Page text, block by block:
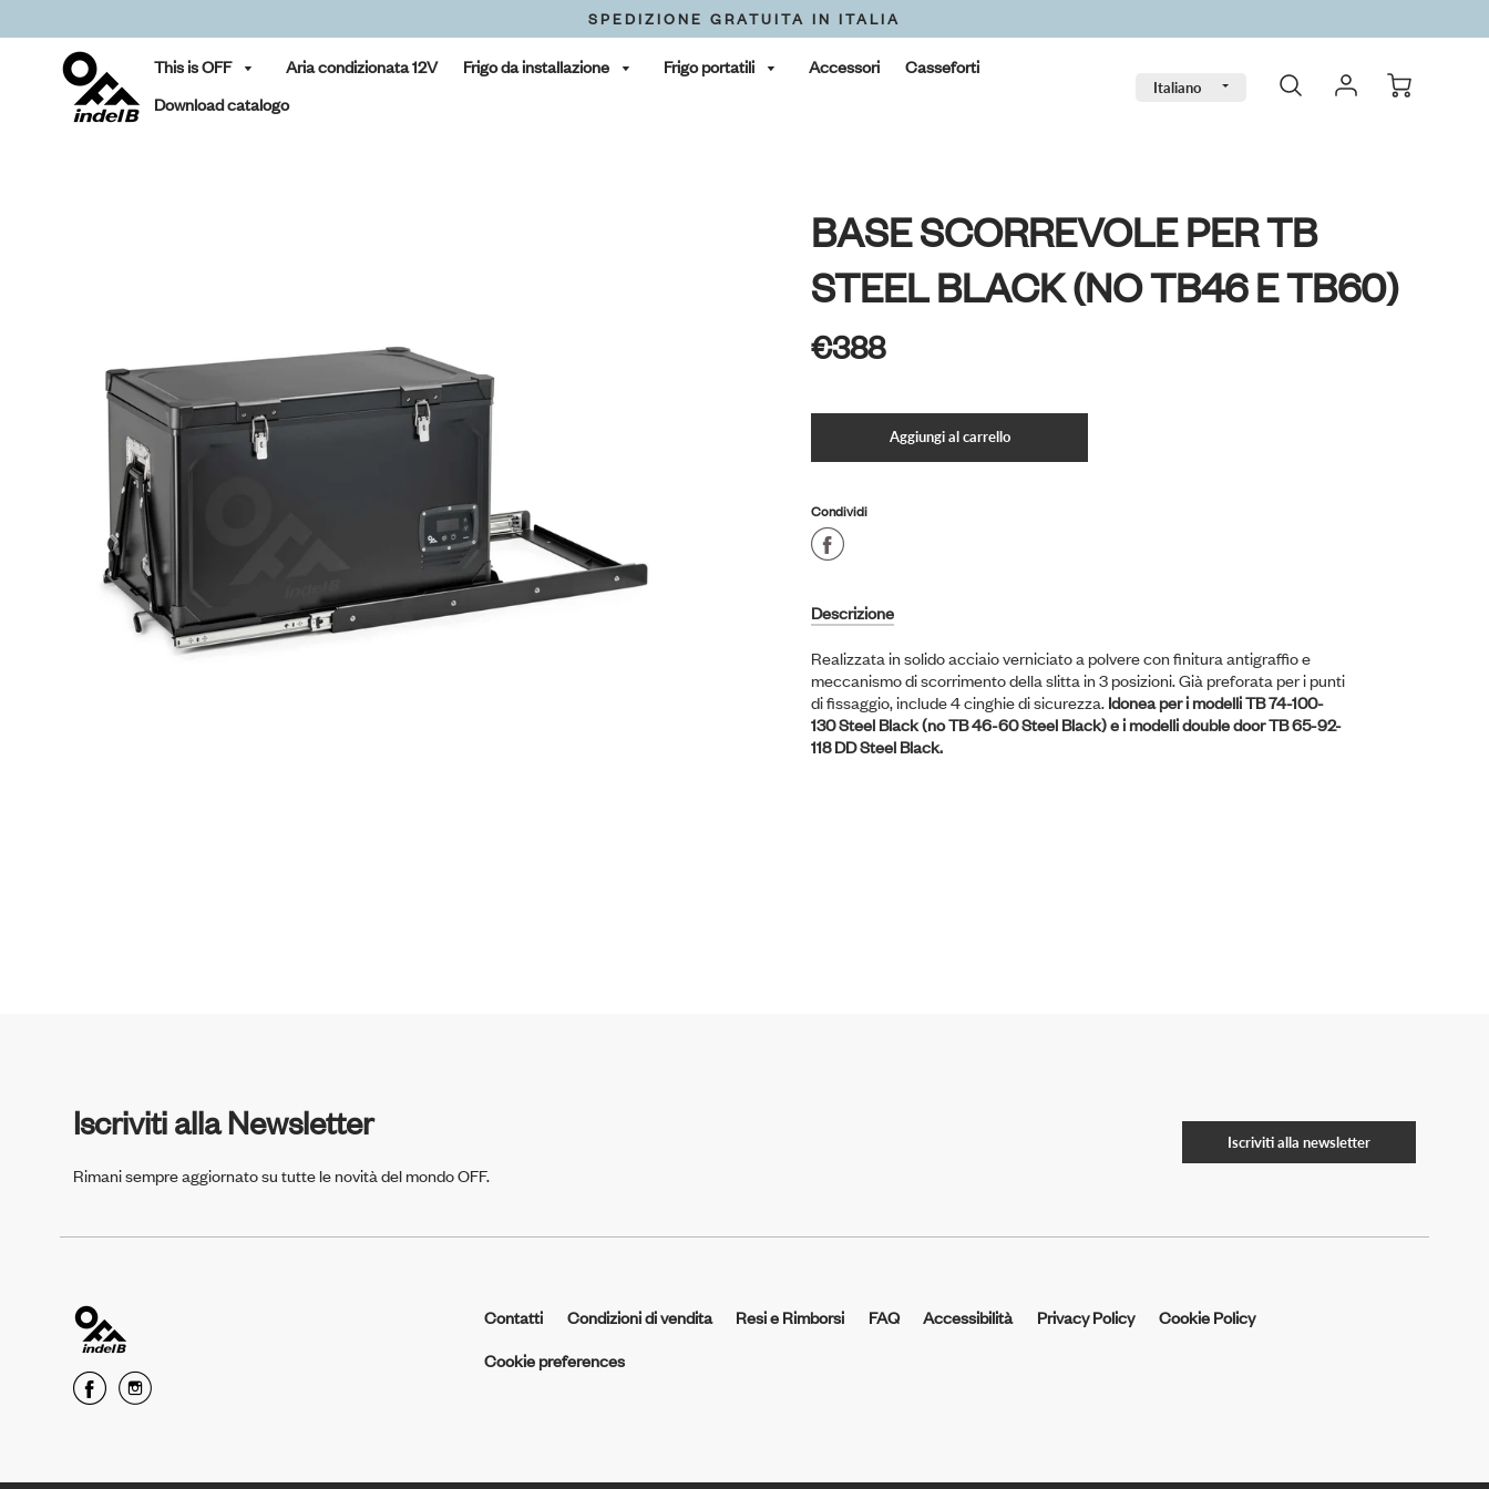
SPEDIZIONE GRATUITA IN ITALIA
This is OFF Aria condizionata 12V Frigo da installazione Frigo portatili Accessori
Casseforti
Download catalogo
Lingua
Italiano
BASE SCORREVOLE PER TB
STEEL BLACK (NO TB46 E TB60)
€388
Aggiungi al carrello
Condividi
Share
Facebook
Descrizione
Realizzata in solido acciaio verniciato a polvere con finitura antigraffio e
meccanismo di scorrimento della slitta in 3 posizioni. Già preforata per i punti
di fissaggio, include 4 cinghie di sicurezza.Idonea per i modelli TB 74-100-
130 Steel Black (no TB 46-60 Steel Black) e i modelli double door TB 65-92-
118 DD Steel Black.
Iscriviti alla Newsletter
Rimani sempre aggiornato su tutte le novità del mondo OFF.
Iscriviti alla newsletter
Contatti Condizioni di vendita Resi e Rimborsi FAQ Accessibilità Privacy Policy
Cookie Policy
Cookie preferences